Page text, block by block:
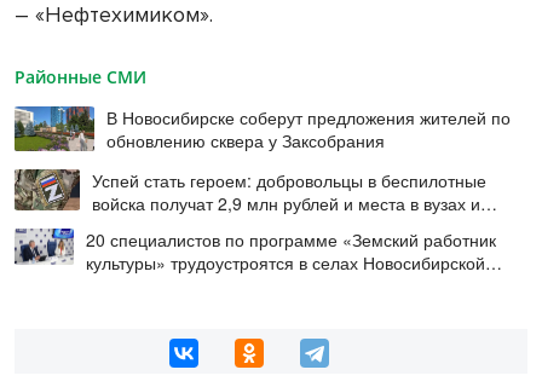
– «Нефтехимиком».
Районные СМИ
В Новосибирске соберут предложения жителей по
обновлению сквера у Заксобрания
Успей стать героем: добровольцы в беспилотные
войска получат 2,9 млн рублей и места в вузах и
20 специалистов по программе «Земский работник
культуры» трудоустроятся в селах Новосибирской